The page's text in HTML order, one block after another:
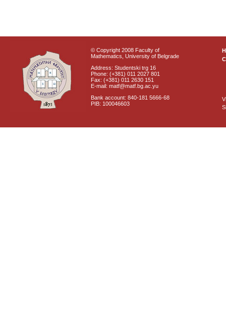
© Copyright 2008 Faculty of
Mathematics, University of Belgrade
Address: Studentski trg 16
Phone: (+381) 011 2027 801
Fax: (+381) 011 2630 151
E-mail: matf@matf.bg.ac.yu
Bank account: 840-181 5666-68
PIB: 100046603